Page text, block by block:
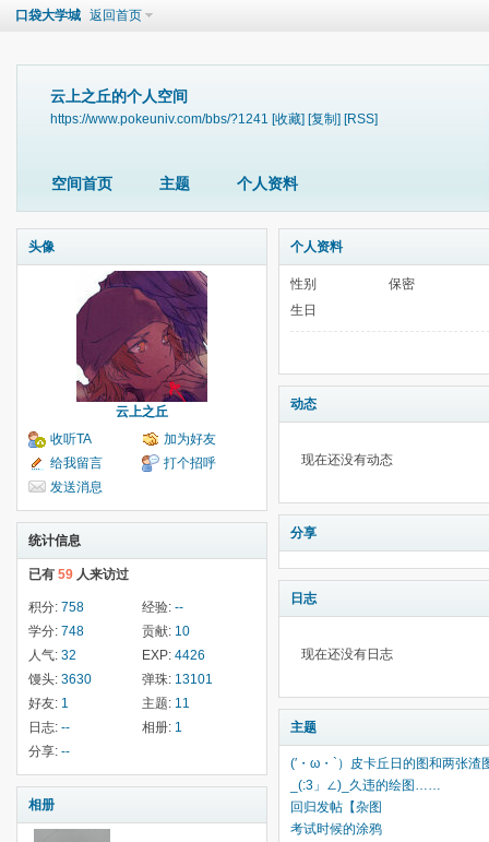
口袋大学城 返回首页
云上之丘的个人空间
https://www.pokeuniv.com/bbs/?1241 [收藏] [复制] [RSS]
空间首页 主题 个人资料
头像
云上之丘
收听TA
加为好友
给我留言
打个招呼
发送消息
统计信息
已有 59 人来访过
积分: 758 经验: --
学分: 748 贡献: 10
人气: 32 EXP: 4426
馒头: 3630 弹珠: 13101
好友: 1 主题: 11
日志: -- 相册: 1
分享: --
相册
个人资料
性别
保密
生日
动态
现在还没有动态
分享
日志
现在还没有日志
主题
(′・ω・`）皮卡丘日的图和两张渣
_(:3」∠)_久违的绘图……
回归发帖【杂图
考试时候的涂鸦